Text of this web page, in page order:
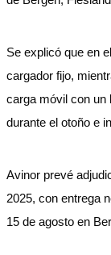
Se explicó que en
cargador fijo,
carga móvil con un
durante el otoño e
Avinor prevé
2025, con entrega
15 de agosto en